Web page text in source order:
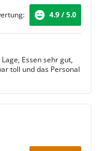
4.9 / 5.0
Essen sehr gut,
toll und das Personal